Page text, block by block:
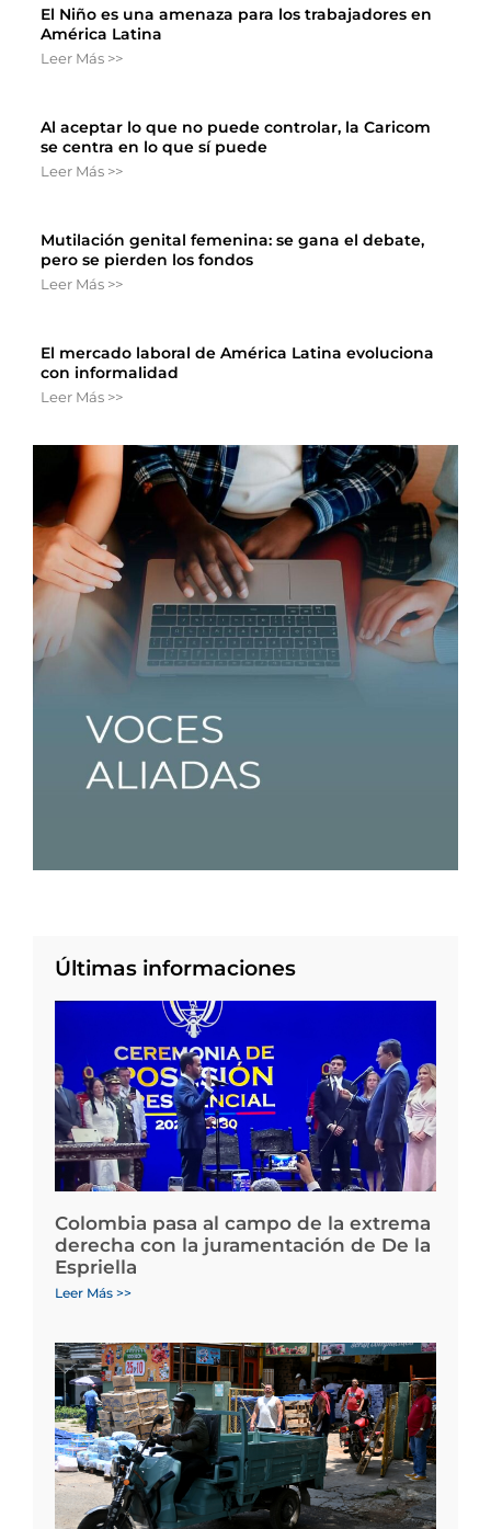
El Niño es una amenaza para los trabajadores en
América Latina
Leer Más >>
Al aceptar lo que no puede controlar, la Caricom
se centra en lo que sí puede
Leer Más >>
Mutilación genital femenina: se gana el debate,
pero se pierden los fondos
Leer Más >>
El mercado laboral de América Latina evoluciona
con informalidad
Leer Más >>
Últimas informaciones
Colombia pasa al campo de la extrema
derecha con la juramentación de De la
Espriella
Leer Más >>